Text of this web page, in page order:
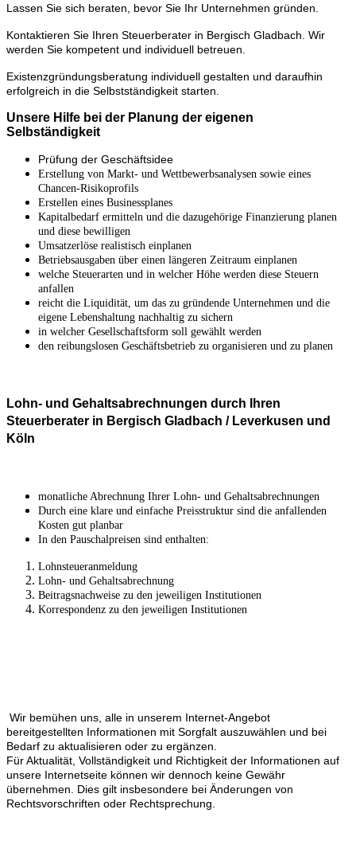
Lassen Sie sich beraten, bevor Sie Ihr Unternehmen gründen.
Kontaktieren Sie Ihren Steuerberater in Bergisch Gladbach. Wir
werden Sie kompetent und individuell betreuen.
Existenzgründungsberatung individuell gestalten und daraufhin
erfolgreich in die Selbstständigkeit starten.
Unsere Hilfe bei der Planung der eigenen
Selbständigkeit
Prüfung der Geschäftsidee
Erstellung von Markt- und Wettbewerbsanalysen sowie eines
Chancen-Risikoprofils
Erstellen eines Businessplanes
Kapitalbedarf ermitteln und die dazugehörige Finanzierung planen
und diese bewilligen
Umsatzerlöse realistisch einplanen
Betriebsausgaben über einen längeren Zeitraum einplanen
welche Steuerarten und in welcher Höhe werden diese Steuern
anfallen
reicht die Liquidität, um das zu gründende Unternehmen und die
eigene Lebenshaltung nachhaltig zu sichern
in welcher Gesellschaftsform soll gewählt werden
den reibungslosen Geschäftsbetrieb zu organisieren und zu planen
Lohn- und Gehaltsabrechnungen durch Ihren
Steuerberater in Bergisch Gladbach / Leverkusen und
Köln
monatliche Abrechnung Ihrer Lohn- und Gehaltsabrechnungen
Durch eine klare und einfache Preisstruktur sind die anfallenden
Kosten gut planbar
In den Pauschalpreisen sind enthalten:
Lohnsteueranmeldung
Lohn- und Gehaltsabrechnung
Beitragsnachweise zu den jeweiligen Institutionen
Korrespondenz zu den jeweiligen Institutionen
Wir bemühen uns, alle in unserem Internet-Angebot
bereitgestellten Informationen mit Sorgfalt auszuwählen und bei
Bedarf zu aktualisieren oder zu ergänzen.
Für Aktualität, Vollständigkeit und Richtigkeit der Informationen auf
unsere Internetseite können wir dennoch keine Gewähr
übernehmen. Dies gilt insbesondere bei Änderungen von
Rechtsvorschriften oder Rechtsprechung.